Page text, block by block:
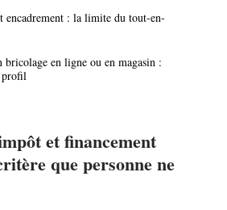
encadrement : la limite du tout-en-
bricolage en ligne ou en magasin :
et financement
que personne ne